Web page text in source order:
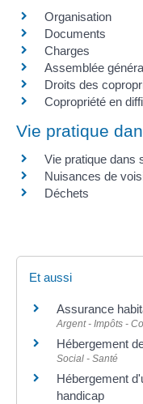
Organisation
Documents
Charges
Assemblée
Droits des
Copropriété en
Vie pratique
Vie pratique dans
Nuisances de
Déchets
Et aussi
Assurance
Argent - Impôts -
Hébergement
Social - Santé
Hébergement
handicap